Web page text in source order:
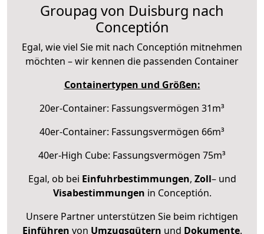
Groupag von Duisburg nach
Conceptión
Egal, wie viel Sie mit nach Conceptión mitnehmen
möchten – wir kennen die passenden Container
Containertypen und Größen:
20er-Container: Fassungsvermögen 31m³
40er-Container: Fassungsvermögen 66m³
40er-High Cube: Fassungsvermögen 75m³
Egal, ob bei Einfuhrbestimmungen, Zoll– und
Visabestimmungen in Conceptión.
Unsere Partner unterstützen Sie beim richtigen
Einführen von Umzugsgütern und Dokumente.